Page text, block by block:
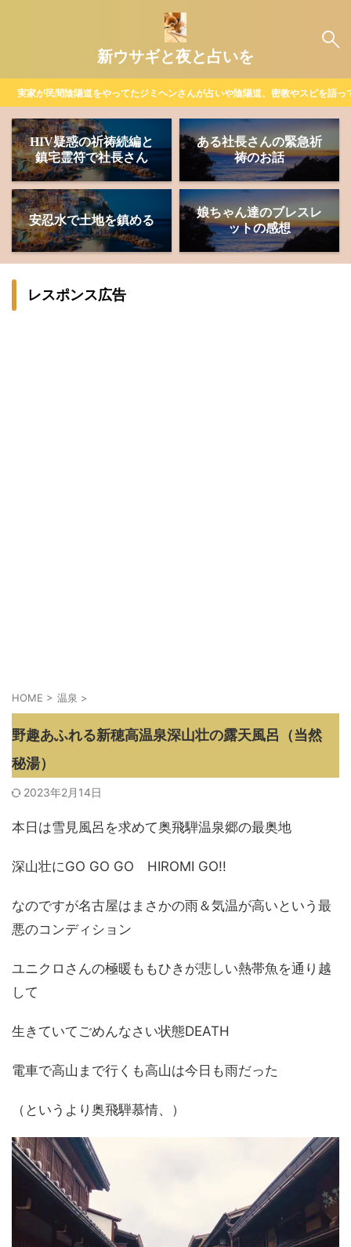
新ウサギと夜と占いを
実家が民間陰陽道をやってたジミヘンさんが占いや陰陽道、密教やスピを語
HIV疑惑の祈祷続編と
鎮宅霊符で社長さん
ある社長さんの緊急祈
祷のお話
安忍水で土地を鎮める
娘ちゃん達のブレスレ
ットの感想
レスポンス広告
HOME > 温泉 >
野趣あふれる新穂高温泉深山壮の露天風呂（当然
秘湯）
2023年2月14日
本日は雪見風呂を求めて奥飛騨温泉郷の最奥地
深山壮にGO GO GO HIROMI GO!!
なのですが名古屋はまさかの雨＆気温が高いという最
悪のコンディション
ユニクロさんの極暖ももひきが悲しい熱帯魚を通り越
して
生きていてごめんなさい状態DEATH
電車で高山まで行くも高山は今日も雨だった
（というより奥飛騨慕情、）